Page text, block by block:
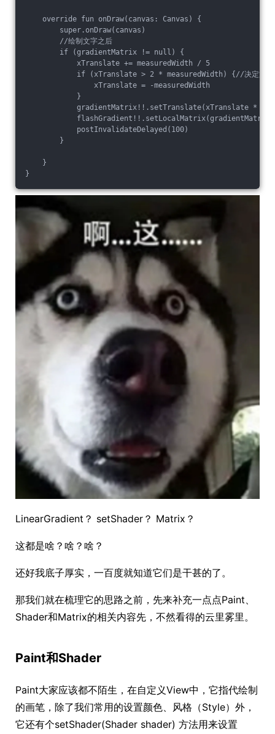
    override fun onDraw(canvas: Canvas) {
        super.onDraw(canvas)
        //绘制文字之后
        if (gradientMatrix != null) {
            xTranslate += measuredWidth / 5
if (xTranslate > 2 * measuredWidth) {//决定文字
                xTranslate = -measuredWidth
            }
gradientMatrix!!.setTranslate(xTranslate *
            flashGradient!!.setLocalMatrix(gradientMatrix)
            postInvalidateDelayed(100)
        }
    }
LinearGradient？ setShader？ Matrix？
这都是啥？啥？啥？
还好我底子厚实，一百度就知道它们是干甚的了。
那我们就在梳理它的思路之前，先来补充一点点Paint、
Shader和Matrix的相关内容先，不然看得的云里雾里。
Paint和Shader
Paint大家应该都不陌生，在自定义View中，它指代绘制
的画笔，除了我们常用的设置颜色、风格（Style）外，
它还有个setShader(Shader shader) 方法用来设置